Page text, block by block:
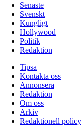
Senaste
Svenskt
Kungligt
Hollywood
Politik
Redaktion
Tipsa
Kontakta oss
Annonsera
Redaktion
Om oss
Arkiv
Redaktionell policy